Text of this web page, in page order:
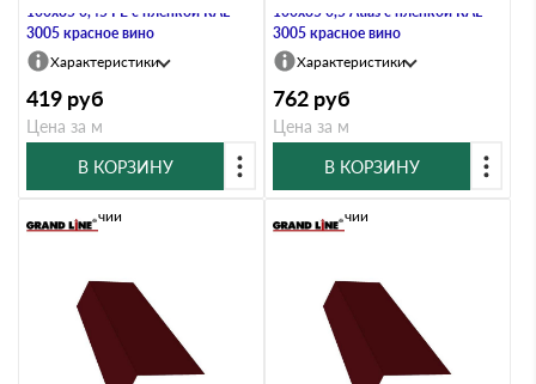
100х85 0,45 PE с пленкой RAL
3005 красное вино
Характеристики
419 руб
Цена за м
В КОРЗИНУ
100х85 0,5 Atlas с пленкой RAL
3005 красное вино
Характеристики
762 руб
Цена за м
В КОРЗИНУ
В наличии В наличии